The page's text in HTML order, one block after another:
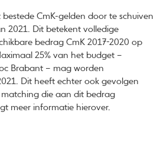
CmK-gelden door te schuiven
2021. Dit betekent volledige
bedrag CmK 2017-2020 op
25% van het budget –
Brabant – mag worden
Dit heeft echter ook gevolgen
die aan dit bedrag
meer informatie hierover.